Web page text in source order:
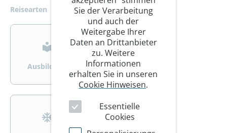
Reisearten
>
Ausbildung
>
Bergsteigen
>
Sie der Verarbeitung
und auch der
Weitergabe Ihrer
Daten an Drittanbieter
zu. Weitere
Informationen
erhalten Sie in unseren
Cookie Hinweisen.
Essentielle
Cookies